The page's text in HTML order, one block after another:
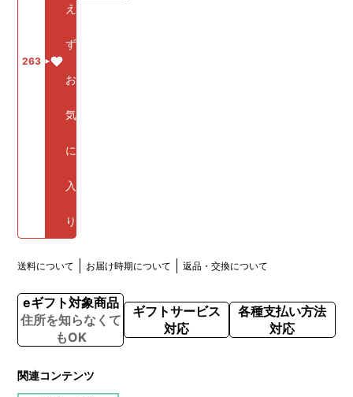
263
え
ず
お
気
に
入
り
送料について お届け時期について 返品・交換について
eギフト対象商品
住所を知らなくて
もOK
ギフトサービス
対応
各種支払い方法
対応
関連コンテンツ